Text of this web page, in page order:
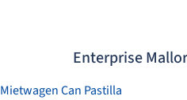
Enterprise
Mietwagen Can Pastilla